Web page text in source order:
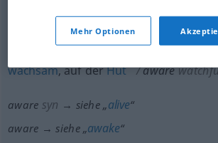
Beispiele anzeigen
wachsam, auf derHut aware
aware syn → siehe „alive“
aware → siehe „awake“
Mehr Optionen